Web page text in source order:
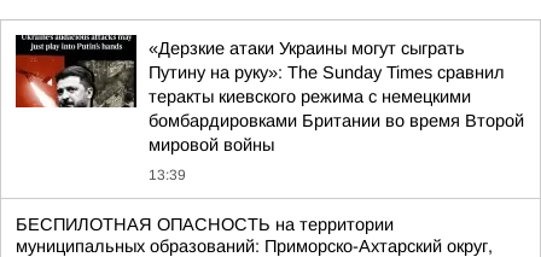
«Дерзкие атаки Украины могут сыграть
Путину на руку»: The Sunday Times сравнил
теракты киевского режима с немецкими
бомбардировками Британии во время Второй
мировой войны
13:39
БЕСПИЛОТНАЯ ОПАСНОСТЬ на территории
муниципальных образований: Приморско-Ахтарский округ,